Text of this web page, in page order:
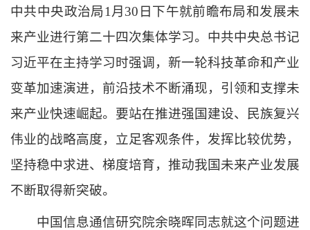
中共中央政治局1月30日下午就前瞻布局和发展未
来产业进行第二十四次集体学习。中共中央总书记
习近平在主持学习时强调，新一轮科技革命和产业
变革加速演进，前沿技术不断涌现，引领和支撑未
来产业快速崛起。要站在推进强国建设、民族复兴
伟业的战略高度，立足客观条件，发挥比较优势，
坚持稳中求进、梯度培育，推动我国未来产业发展
不断取得新突破。
中国信息通信研究院余晓晖同志就这个问题进